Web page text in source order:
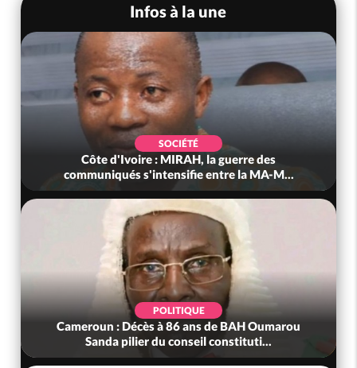
Infos à la une
SOCIÉTÉ
Côte d'Ivoire : MIRAH, la guerre des
communiqués s'intensifie entre la MA-M...
POLITIQUE
Cameroun : Décès à 86 ans de BAH Oumarou
Sanda pilier du conseil constituti...